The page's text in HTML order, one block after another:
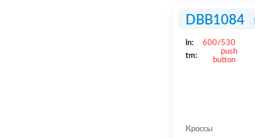
DBB1084
ln:
600/530
tm:
push
button
Кроссы